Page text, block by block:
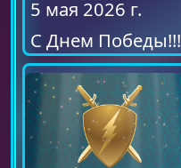
5 мая 2026 г.
С Днем Победы!!!